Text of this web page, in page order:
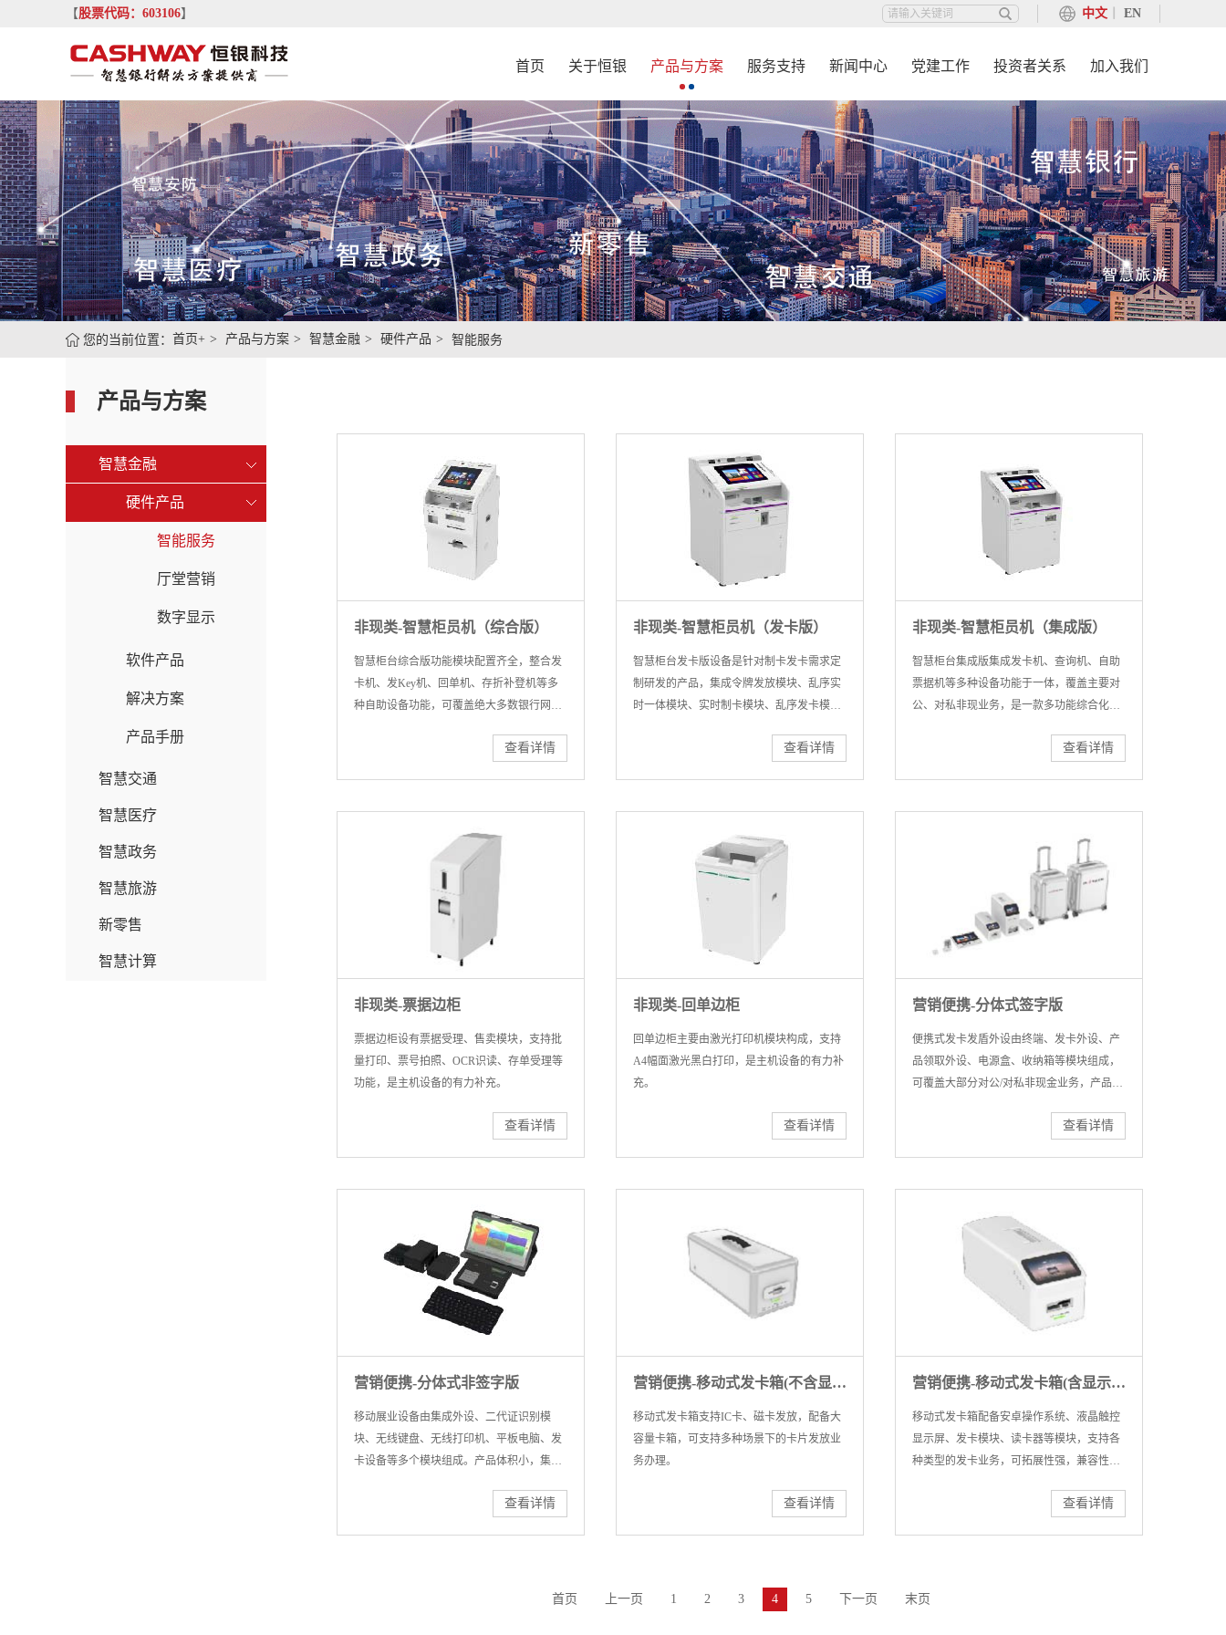
【股票代码：603106】 中文 EN
首页 关于恒银 产品与方案 服务支持 新闻中心 党建工作 投资者关系 加入我们
您的当前位置： 首页+ 产品与方案 智慧金融 硬件产品 智能服务
产品与方案
智慧金融
硬件产品
智能服务
厅堂营销
数字显示
软件产品
解决方案
产品手册
智慧交通
智慧医疗
智慧政务
智慧旅游
新零售
智慧计算
非现类-智慧柜员机（综合版）
智慧柜台综合版功能模块配置齐全，整合发
卡机、发Key机、回单机、存折补登机等多
种自助设备功能，可覆盖绝大多数银行网点
查看详情
非现类-智慧柜员机（发卡版）
智慧柜台发卡版设备是针对制卡发卡需求定
制研发的产品，集成令牌发放模块、乱序实
时一体模块、实时制卡模块、乱序发卡模
查看详情
非现类-智慧柜员机（集成版）
智慧柜台集成版集成发卡机、查询机、自助
票据机等多种设备功能于一体，覆盖主要对
公、对私非现业务，是一款多功能综合化的
低网点建设成本，提高用户使用体验。
查看详情
非现类-票据边柜
票据边柜设有票据受理、售卖模块，支持批
量打印、票号拍照、OCR识读、存单受理等
功能，是主机设备的有力补充。
查看详情
非现类-回单边柜
回单边柜主要由激光打印机模块构成，支持
A4幅面激光黑白打印，是主机设备的有力补
充。
查看详情
营销便携-分体式签字版
便携式发卡发盾外设由终端、发卡外设、产
品领取外设、电源盒、收纳箱等模块组成，
可覆盖大部分对公/对私非现金业务，产品体
有模块轻松移动到网点外场景使用，有效拓
查看详情
营销便携-分体式非签字版
移动展业设备由集成外设、二代证识别模
块、无线键盘、无线打印机、平板电脑、发
卡设备等多个模块组成。产品体积小，集成
下办理业务，可有效拓展网点服务覆盖范
查看详情
营销便携-移动式发卡箱(不含显示屏)
移动式发卡箱支持IC卡、磁卡发放，配备大
容量卡箱，可支持多种场景下的卡片发放业
务办理。
查看详情
营销便携-移动式发卡箱(含显示屏)
移动式发卡箱配备安卓操作系统、液晶触控
显示屏、发卡模块、读卡器等模块，支持各
种类型的发卡业务，可拓展性强，兼容性
查看详情
首页 上一页 1 2 3 4 5 下一页 末页